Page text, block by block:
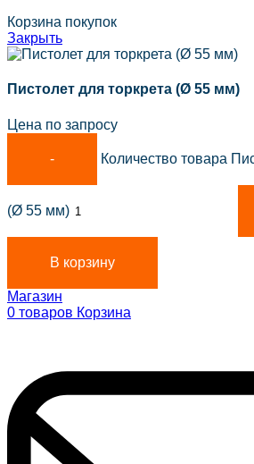
Корзина покупок
Закрыть
Пистолет для торкрета (Ø 55 мм)
Цена по запросу
Количество товара
(Ø 55 мм)
В корзину
Магазин
0 товаров Корзина